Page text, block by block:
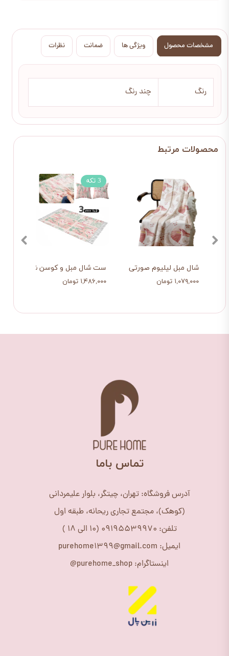
مشخصات محصول ویژگی ها ضمانت نظرات
رنگ چند رنگ
ست شال مبل و کوسن شهر رویایی
۱,۴۸۶,۰۰۰ تومان
3 تکه
شال مبل لیلیوم صورتی
۱,۰۷۹,۰۰۰ تومان
​تماس باما
آدرس فروشگاه: تهران، چیتگر، بلوار علیمردانی
(کوهک)، مجتمع تجاری ریحانه، طبقه اول
تلفن: 09195539970 (10 الی 18 )
ایمیل: purehome1399@gmail.com
اینستاگرام: purehome_shop@